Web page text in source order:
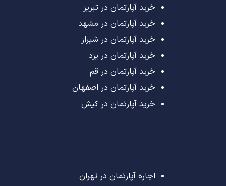
خرید آپارتمان در تبریز
خرید آپارتمان در مشهد
خرید آپارتمان در شیراز
خرید آپارتمان در یزد
خرید آپارتمان در قم
خرید آپارتمان در اصفهان
خرید آپارتمان در کیش
اجاره آپارتمان در تهران